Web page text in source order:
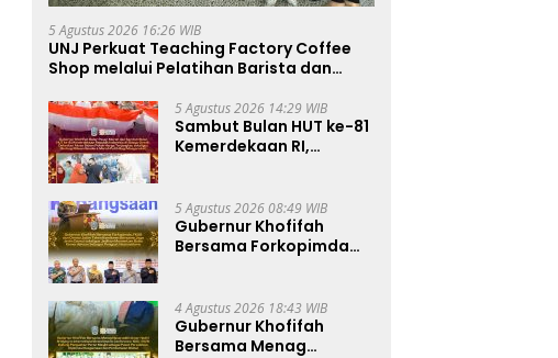
5 Agustus 2026 16:26 WIB
UNJ Perkuat Teaching Factory Coffee
Shop melalui Pelatihan Barista dan
Cimahi
5 Agustus 2026 14:29 WIB
Sambut Bulan HUT ke-81
Kemerdekaan RI,
Murah di Gresik dengan
Berbagi Ribuan Bendera
Merah Putih Bagi
5 Agustus 2026 08:49 WIB
Gubernur Khofifah
Bersama Forkopimda
Komitmen Jaga
Kedamaian Jawa Timur
serta Semangat
4 Agustus 2026 18:43 WIB
Gubernur Khofifah
Bersama Menag